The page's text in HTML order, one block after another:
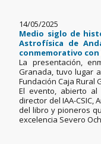
14/05/2025
Medio siglo de
Astrofísica de
conmemorativo con
La presentación,
Granada, tuvo lugar
Fundación Caja Rural
El evento, abierto
director del IAA-CSIC,
del libro y pioneros
excelencia Severo